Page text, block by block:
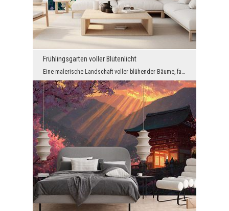
Frühlingsgarten voller Blütenlicht
Eine malerische Landschaft voller blühender Bäume, farbenfroher Blumen und sanften Lichts erinner...